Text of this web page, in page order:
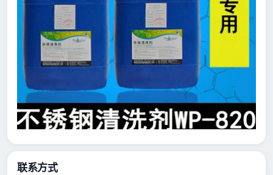
联系方式